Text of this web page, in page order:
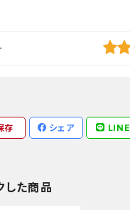
存 シェア LINE
した商品